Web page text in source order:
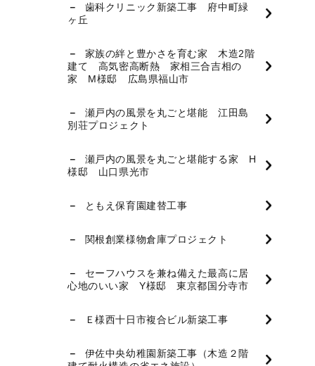
歯科クリニック新築工事 府中町緑
ヶ丘
家族の絆と豊かさを育む家 木造2階
建て 高気密高断熱 家相三合吉相の
家 M様邸 広島県福山市
瀬戸内の風景を丸ごと堪能 江田島
別荘プロジェクト
瀬戸内の風景を丸ごと堪能する家 H
様邸 山口県光市
ともえ保育園建替工事
関根創業様物倉庫プロジェクト
セーフハウスを兼ね備えた最高に居
心地のいい家 Y様邸 東京都国分寺市
Ｅ様西十日市複合ビル新築工事
伊佐中央幼稚園新築工事（木造２階